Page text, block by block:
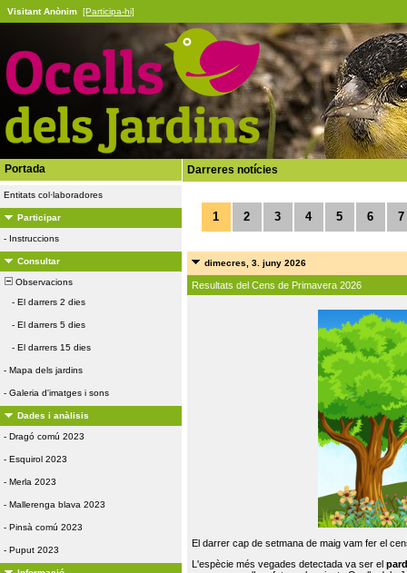
Visitant Anònim [Participa-hi]
Portada
Entitats col·laboradores
Participar
- Instruccions
Consultar
Observacions
- El darrers 2 dies
- El darrers 5 dies
- El darrers 15 dies
- Mapa dels jardins
- Galeria d'imatges i sons
Dades i anàlisis
- Dragó comú 2023
- Esquirol 2023
- Merla 2023
- Mallerenga blava 2023
- Pinsà comú 2023
- Puput 2023
Darreres notícies
1 2 3 4 5 6 7
dimecres, 3. juny 2026
Resultats del Cens de Primavera 2026
El darrer cap de setmana de maig vam fer el
L'espècie més vegades detectada va ser el